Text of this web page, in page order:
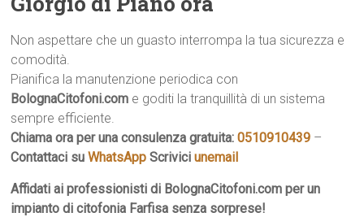
Non aspettare che un guasto interrompa la tua sicurezza e
comodità.
Pianifica la manutenzione periodica con
BolognaCitofoni.com e goditi la tranquillità di un sistema
sempre efficiente.
Chiama ora per una consulenza gratuita:0510910439 –
Contattaci suWhatsApp Scriviciunemail
Affidati ai professionisti di BolognaCitofoni.com per un
impianto di citofonia Farfisa senza sorprese!